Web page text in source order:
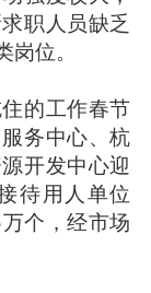
职人员缺乏
位。
的工作春节
务中心、杭
开发中心迎
待用人单位
个，经市场